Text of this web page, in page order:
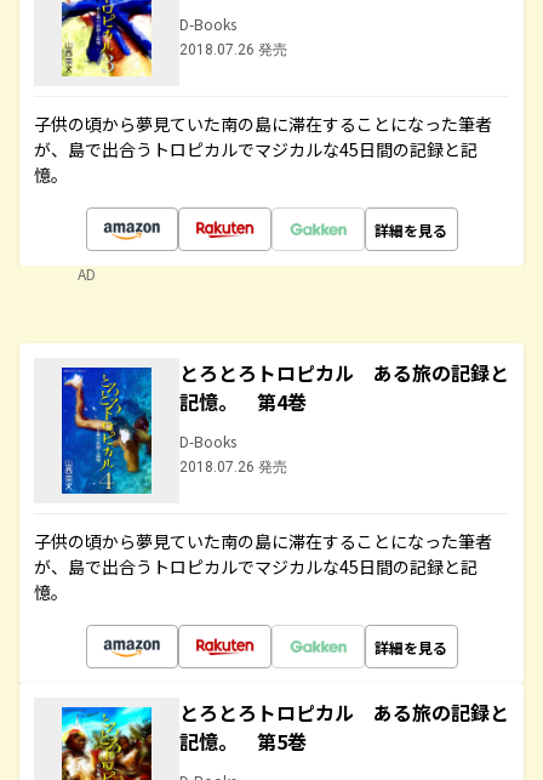
D-Books
2018.07.26 発売
子供の頃から夢見ていた南の島に滞在することになった筆者
が、島で出合うトロピカルでマジカルな45日間の記録と記
憶。
詳細を見る
AD
とろとろトロピカル ある旅の記録と
記憶。 第4巻
D-Books
2018.07.26 発売
子供の頃から夢見ていた南の島に滞在することになった筆者
が、島で出合うトロピカルでマジカルな45日間の記録と記
憶。
詳細を見る
とろとろトロピカル ある旅の記録と
記憶。 第5巻